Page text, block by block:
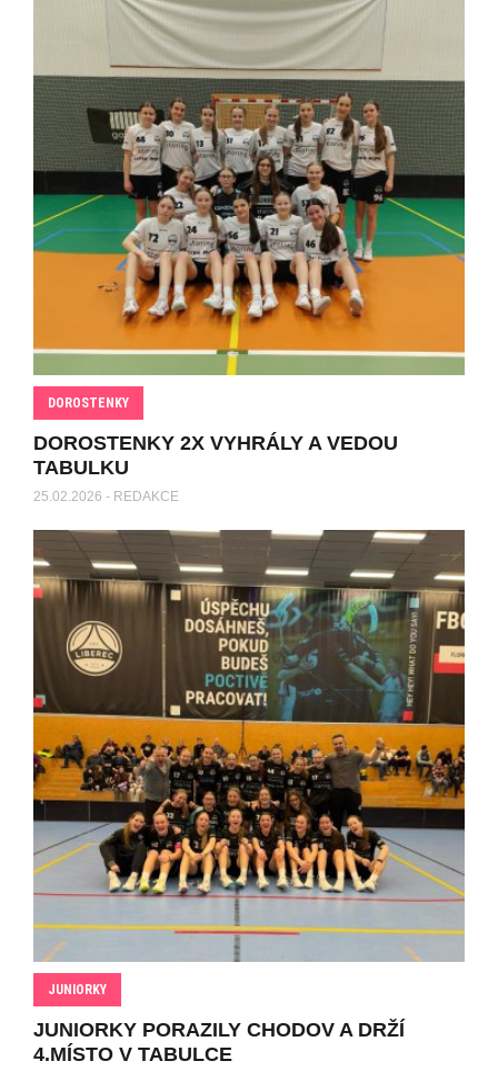
DOROSTENKY
DOROSTENKY 2X VYHRÁLY A VEDOU
TABULKU
25.02.2026 - REDAKCE
JUNIORKY
JUNIORKY PORAZILY CHODOV A DRŽÍ
4.MÍSTO V TABULCE